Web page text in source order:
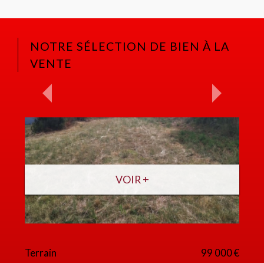
NOTRE SÉLECTION DE BIEN À LA
VENTE
VOIR +
Terrain 99 000 €